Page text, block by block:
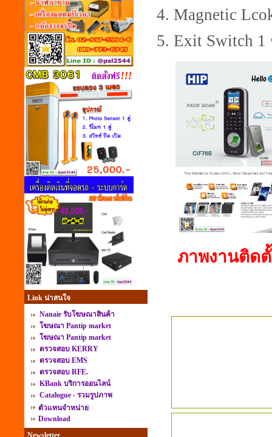
Link น่าสนใจ
Nanaie รับโฆษณาสินค้า
โฆษณา Pantip market
โฆษณา Pantip market
ตรวจสอบ KERRY
ตรวจสอบ EMS
ตรวจสอบ RFE.
KBank บริการออนไลน์
Catalogue - รวมรูปภาพ
ตัวแทนจำหน่าย
Download
Newsletter
4. Magnetic
5. Exit Switch
ภาพงานติด